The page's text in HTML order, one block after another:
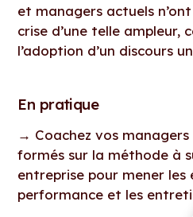
et managers actuels
crise d’une telle ampleur,
l’adoption d’un discours
En pratique
→ Coachez vos
formés sur la méthode à
entreprise pour mener les
performance et les